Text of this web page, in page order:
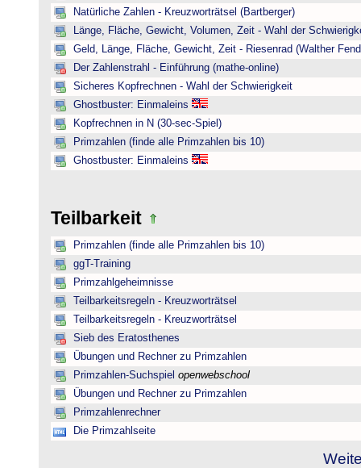
Natürliche Zahlen - Kreuzworträtsel (Bartberger)
Länge, Fläche, Gewicht, Volumen, Zeit - Wahl der
Geld, Länge, Fläche, Gewicht, Zeit - Riesenrad (Walther
Der Zahlenstrahl - Einführung (mathe-online)
Sicheres Kopfrechnen - Wahl der Schwierigkeit
Ghostbuster: Einmaleins
Kopfrechnen in N (30-sec-Spiel)
Primzahlen (finde alle Primzahlen bis 10)
Ghostbuster: Einmaleins
Teilbarkeit
Primzahlen (finde alle Primzahlen bis 10)
ggT-Training
Primzahlgeheimnisse
Teilbarkeitsregeln - Kreuzworträtsel
Teilbarkeitsregeln - Kreuzworträtsel
Sieb des Eratosthenes
Übungen und Rechner zu Primzahlen
Primzahlen-Suchspiel openwebschool
Übungen und Rechner zu Primzahlen
Primzahlenrechner
Die Primzahlseite